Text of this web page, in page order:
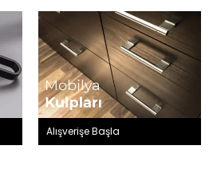
Alışverişe Başla